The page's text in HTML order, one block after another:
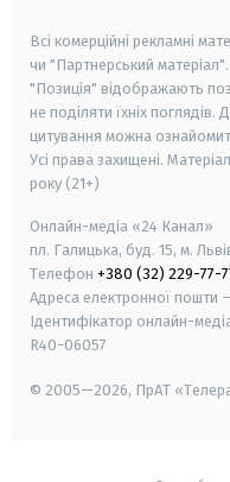
Всі комерційні рекламні
чи "Партнерський
"Позиція" відображають
не поділяти їхніх
цитування можна
Усі права захищені.
року (21+)
Онлайн-медіа «24 Канал»
пл. Галицька, буд. 15, м.
Телефон +380 (32) 229-77-
Адреса електронної пошти
Ідентифікатор онлайн-
R40-06057
© 2005—2026, ПрАТ